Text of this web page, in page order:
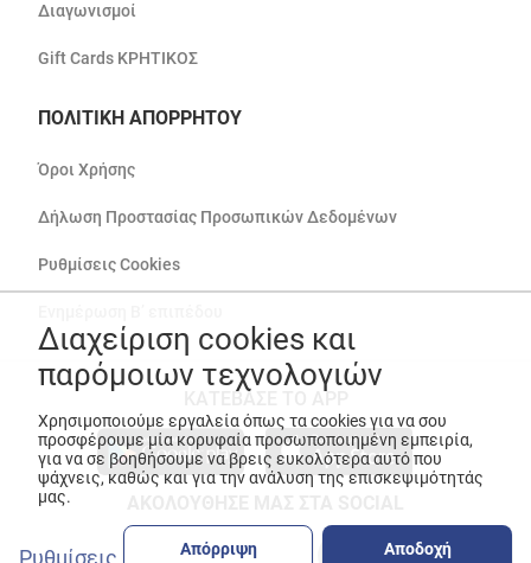
Διαγωνισμοί
Gift Cards ΚΡΗΤΙΚΟΣ
ΠΟΛΙΤΙΚΗ ΑΠΟΡΡΗΤΟΥ
Όροι Χρήσης
Δήλωση Προστασίας Προσωπικών Δεδομένων
Ρυθμίσεις Cookies
ΚΑΤΕΒΑΣΕ ΤΟ APP
Διαχείριση cookies και
παρόμοιων τεχνολογιών
Χρησιμοποιούμε εργαλεία όπως τα cookies για να σου
προσφέρουμε μία κορυφαία προσωποποιημένη εμπειρία,
για να σε βοηθήσουμε να βρεις ευκολότερα αυτό που
ψάχνεις, καθώς και για την ανάλυση της επισκεψιμότητάς
μας.
Ρυθμίσεις Απόρριψη Αποδοχή